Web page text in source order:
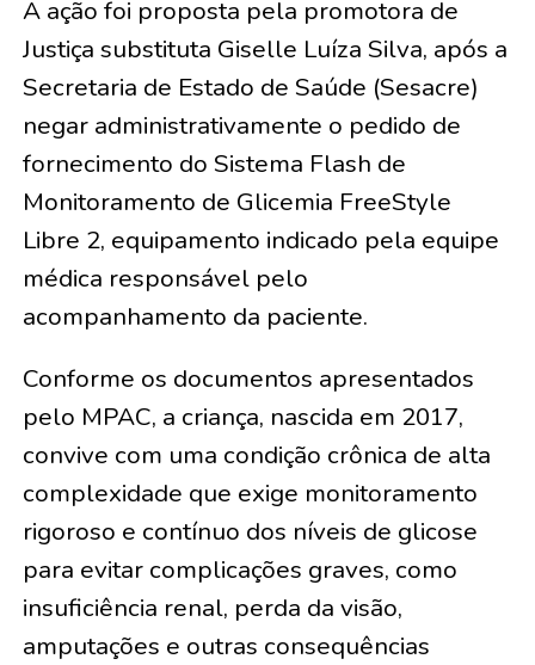
A ação foi proposta pela promotora de
Justiça substituta Giselle Luíza Silva, após a
Secretaria de Estado de Saúde (Sesacre)
negar administrativamente o pedido de
fornecimento do Sistema Flash de
Monitoramento de Glicemia FreeStyle
Libre 2, equipamento indicado pela equipe
médica responsável pelo
acompanhamento da paciente.
Conforme os documentos apresentados
pelo MPAC, a criança, nascida em 2017,
convive com uma condição crônica de alta
complexidade que exige monitoramento
rigoroso e contínuo dos níveis de glicose
para evitar complicações graves, como
insuficiência renal, perda da visão,
amputações e outras consequências